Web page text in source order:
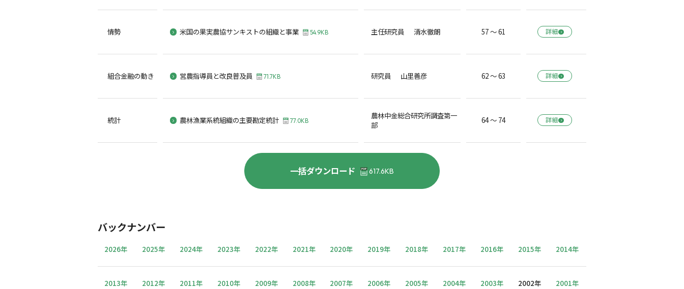
情勢 米国の果実農協サンキストの組織と事業 54.9KB 主任研究員 清水徹朗 57 ～ 61 詳細
組合金融の動き 営農指導員と改良普及員 71.7KB 研究員 山里善彦 62 ～ 63 詳細
統計 農林漁業系統組織の主要勘定統計 77.0KB
農林中金総合研究所調査第一
部
64 ～ 74 詳細
一括ダウンロード 617.6KB
バックナンバー
2026年 2025年 2024年 2023年 2022年 2021年 2020年 2019年 2018年 2017年 2016年 2015年 2014年
2013年 2012年 2011年 2010年 2009年 2008年 2007年 2006年 2005年 2004年 2003年 2002年 2001年